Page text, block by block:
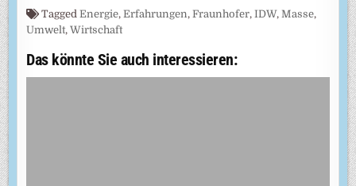
TaggedEnergie,Erfahrungen,Fraunhofer,IDW, Masse,
Umwelt,Wirtschaft
Das könnte Sie auch interessieren: